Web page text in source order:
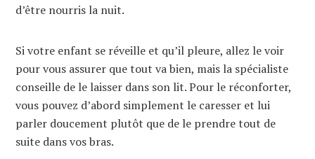
d’être nourris la nuit.
Si votre enfant se réveille et qu’il pleure, allez le voir
pour vous assurer que tout va bien, mais la spécialiste
conseille de le laisser dans son lit. Pour le réconforter,
vous pouvez d’abord simplement le caresser et lui
parler doucement plutôt que de le prendre tout de
suite dans vos bras.